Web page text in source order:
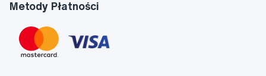
Metody Płatności